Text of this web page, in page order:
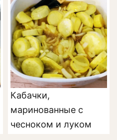
Кабачки,
маринованные с
чесноком и луком